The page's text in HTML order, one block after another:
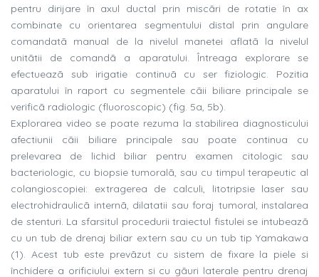
pentru dirijare în axul ductal prin miscãri de rotatie în ax
combinate cu orientarea segmentului distal prin angulare
comandatã manual de la nivelul manetei aflatã la nivelul
unitãtii de comandã a aparatului. Întreaga explorare se
efectueazã sub irigatie continuã cu ser fiziologic. Pozitia
aparatului în raport cu segmentele cãii biliare principale se
verificã radiologic (fluoroscopic) (fig. 5a, 5b).
Explorarea video se poate rezuma la stabilirea diagnosticului
afectiunii cãii biliare principale sau poate continua cu
prelevarea de lichid biliar pentru examen citologic sau
bacteriologic, cu biopsie tumoralã, sau cu timpul terapeutic al
colangioscopiei: extragerea de calculi, litotripsie laser sau
electrohidraulicã internã, dilatatii sau foraj tumoral, instalarea
de stenturi. La sfarsitul procedurii traiectul fistulei se intubeazã
cu un tub de drenaj biliar extern sau cu un tub tip Yamakawa
(1). Acest tub este prevãzut cu sistem de fixare la piele si
închidere a orificiului extern si cu gãuri laterale pentru drenaj